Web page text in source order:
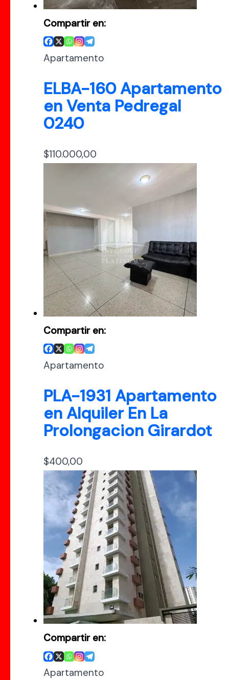
Compartir en:
Apartamento
ELBA-160 Apartamento
en Venta Pedregal
0240
$110.000,00
Compartir en:
Apartamento
PLA-1931 Apartamento
en Alquiler En La
Prolongacion Girardot
$400,00
Compartir en:
Apartamento